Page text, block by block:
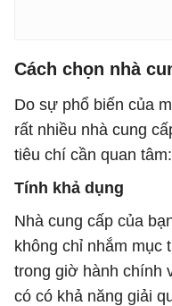
Cách chọn nhà
Do sự phổ biến của
rất nhiều nhà cung
tiêu chí cần quan tâm:
Tính khả dụng
Nhà cung cấp của
không chỉ nhắm mục
trong giờ hành chính
có có khả năng giải